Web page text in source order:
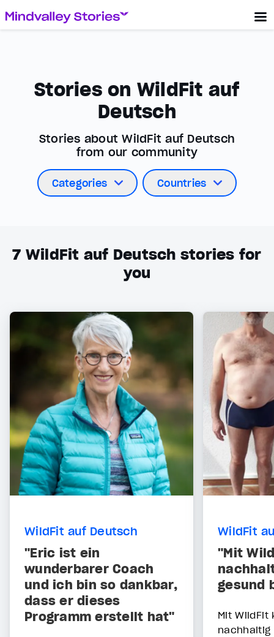
Stories on WildFit auf
Deutsch
Stories about WildFit auf Deutsch
from our community
Categories Countries
7 WildFit auf Deutsch stories for
you
WildFit auf Deutsch
"Eric ist ein
wunderbarer Coach
und ich bin so dankbar,
dass er dieses
Programm erstellt hat"
WildFit
"Mit
gesund
Mit WildFit